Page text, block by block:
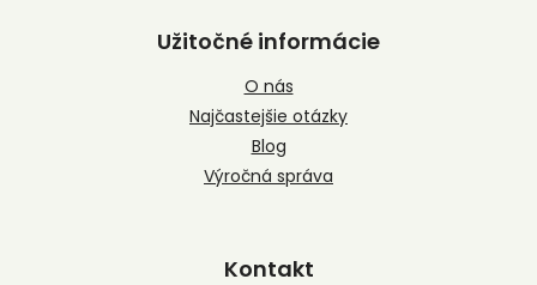
Užitočné informácie
O nás
Najčastejšie otázky
Blog
Výročná správa
Kontakt